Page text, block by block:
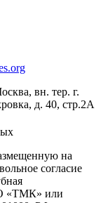
вн. тер. г.
д. 40, стр.2А
на
согласие
«ТМК» или